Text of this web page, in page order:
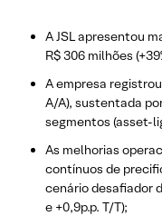
A JSL apresentou
R$ 306 milhões
A empresa
A/A), sustentada
segmentos (asset-
As melhorias
contínuos de
cenário desafiador
e +0,9p.p. T/T);